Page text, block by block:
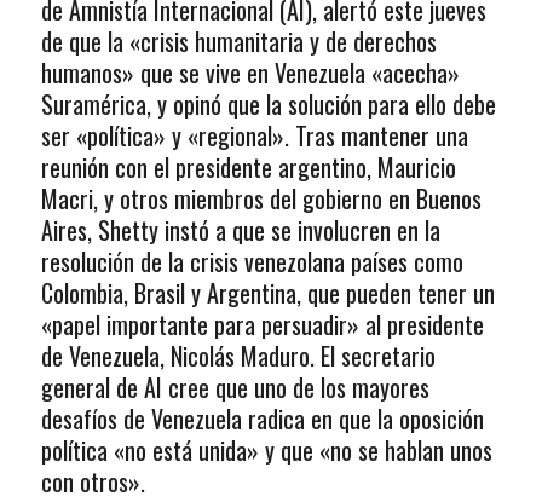
de Amnistía Internacional (AI), alertó este jueves
de que la «crisis humanitaria y de derechos
humanos» que se vive en Venezuela «acecha»
Suramérica, y opinó que la solución para ello debe
ser «política» y «regional». Tras mantener una
reunión con el presidente argentino, Mauricio
Macri, y otros miembros del gobierno en Buenos
Aires, Shetty instó a que se involucren en la
resolución de la crisis venezolana países como
Colombia, Brasil y Argentina, que pueden tener un
«papel importante para persuadir» al presidente
de Venezuela, Nicolás Maduro. El secretario
general de AI cree que uno de los mayores
desafíos de Venezuela radica en que la oposición
política «no está unida» y que «no se hablan unos
con otros».